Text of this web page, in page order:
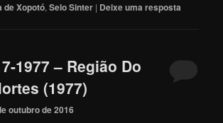
de Xopotó,Selo Sinter | Deixe uma resposta
1977 – Região Do
(1977)
outubro de 2016